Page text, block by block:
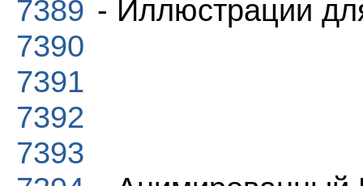
7389 - Иллюстрации
7390
7391
7392
7393